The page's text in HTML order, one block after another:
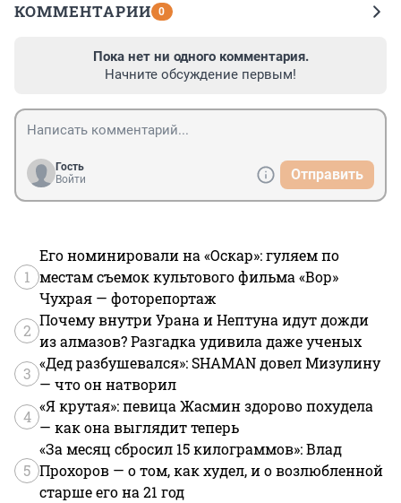
КОММЕНТАРИИ 0
Пока нет ни одного комментария.
Начните обсуждение первым!
Гость
Войти
Отправить
1
Его номинировали на «Оскар»: гуляем по
местам съемок культового фильма «Вор»
Чухрая — фоторепортаж
2
Почему внутри Урана и Нептуна идут дожди
из алмазов? Разгадка удивила даже ученых
3
«Дед разбушевался»: SHAMAN довел Мизулину
— что он натворил
4
«Я крутая»: певица Жасмин здорово похудела
— как она выглядит теперь
5
«За месяц сбросил 15 килограммов»: Влад
Прохоров — о том, как худел, и о возлюбленной
старше его на 21 год